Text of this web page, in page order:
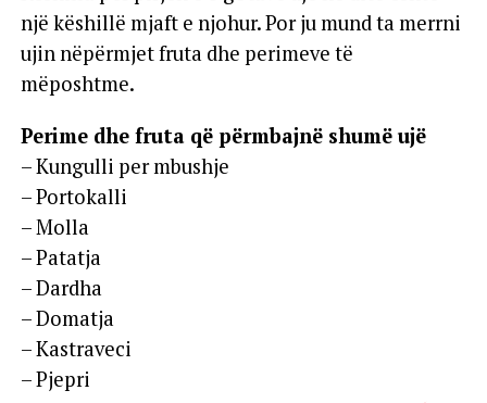
një këshillë mjaft e njohur. Por ju mund ta merrni
ujin nëpërmjet fruta dhe perimeve të
mëposhtme.
Perime dhe fruta që përmbajnë shumë ujë
– Kungulli per mbushje
– Portokalli
– Molla
– Patatja
– Dardha
– Domatja
– Kastraveci
– Pjepri